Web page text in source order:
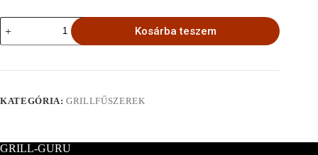
Don
Marco's
Zsálya
Granulátum
Kosárba teszem
KATEGÓRIA:GRILLFŰSZEREK
GRILL-GURU